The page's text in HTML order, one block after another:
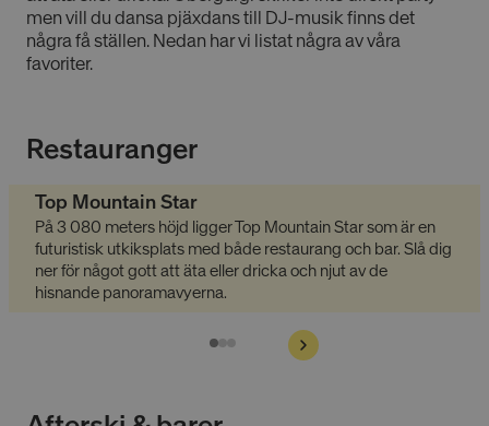
men vill du dansa pjäxdans till DJ-musik finns det
några få ställen. Nedan har vi listat några av våra
favoriter.
Restauranger
Top Mountain Star
På 3 080 meters höjd ligger Top Mountain Star som är en
futuristisk utkiksplats med både restaurang och bar. Slå dig
ner för något gott att äta eller dricka och njut av de
hisnande panoramavyerna.